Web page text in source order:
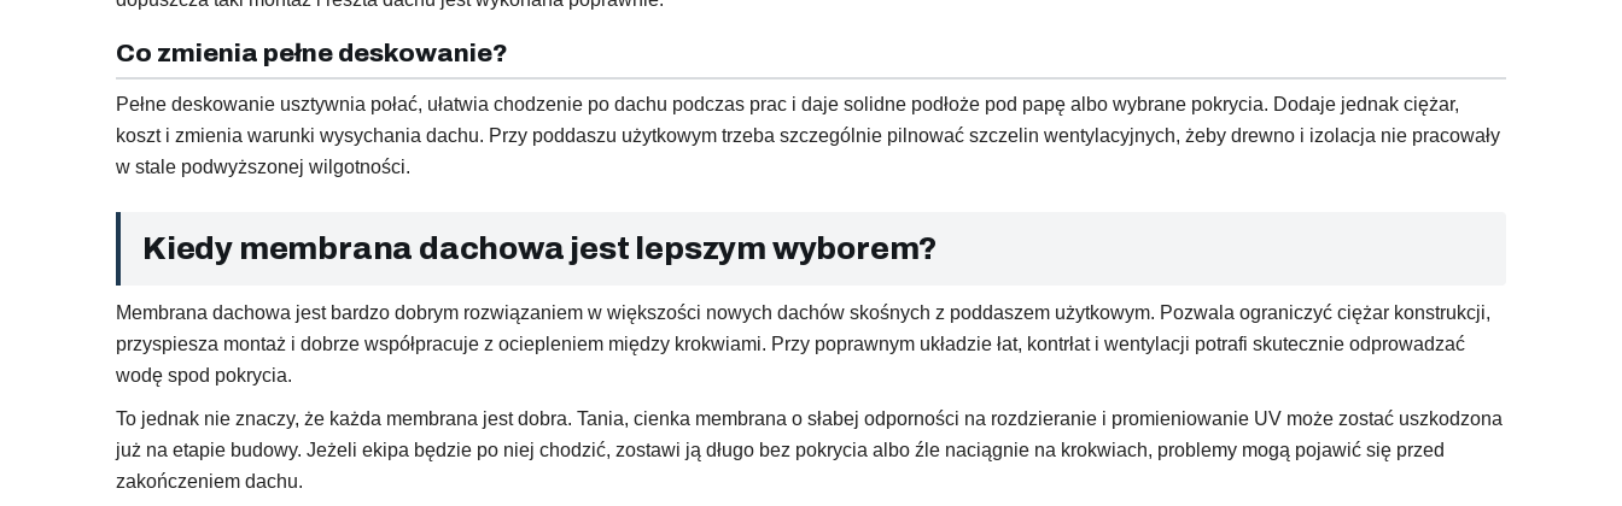
Co zmienia pełne deskowanie?
Pełne deskowanie usztywnia połać, ułatwia chodzenie po dachu podczas prac i daje solidne podłoże pod papę albo wybrane pokrycia. Dodaje jednak ciężar,
koszt i zmienia warunki wysychania dachu. Przy poddaszu użytkowym trzeba szczególnie pilnować szczelin wentylacyjnych, żeby drewno i izolacja nie pracowały
w stale podwyższonej wilgotności.
Kiedy membrana dachowa jest lepszym wyborem?
Membrana dachowa jest bardzo dobrym rozwiązaniem w większości nowych dachów skośnych z poddaszem użytkowym. Pozwala ograniczyć ciężar konstrukcji,
przyspiesza montaż i dobrze współpracuje z ociepleniem między krokwiami. Przy poprawnym układzie łat, kontrłat i wentylacji potrafi skutecznie odprowadzać
wodę spod pokrycia.
To jednak nie znaczy, że każda membrana jest dobra. Tania, cienka membrana o słabej odporności na rozdzieranie i promieniowanie UV może zostać uszkodzona
już na etapie budowy. Jeżeli ekipa będzie po niej chodzić, zostawi ją długo bez pokrycia albo źle naciągnie na krokwiach, problemy mogą pojawić się przed
zakończeniem dachu.